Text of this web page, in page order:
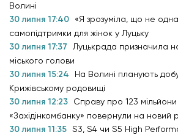
Волині
30 липня 17:40
«Я зрозуміла, що не
самопідтримки для жінок у Луцьку
30 липня 17:37
Луцькрада призначила
міського голови
30 липня 15:24
На Волині планують
Крижівському родовищі
30 липня 12:23
Справу про 123 мільйони
«Західінкомбанку» повернули на новий
30 липня 11:35 S3, S4 чи S5 High